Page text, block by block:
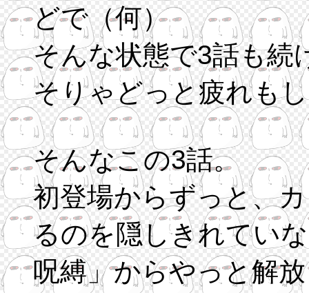
どで（何）
そんな状態で3話も続
そりゃどっと疲れも
そんなこの3話。
初登場からずっと、
るのを隠しきれてい
呪縛」からやっと解